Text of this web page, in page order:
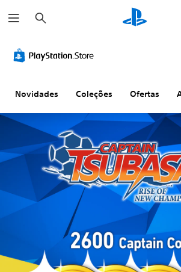
e
s
i
s
Novidades Coleções Ofertas